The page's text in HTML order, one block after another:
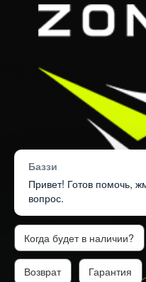
Баззи
Привет! Готов помочь,
вопрос.
Когда будет в наличии?
Возврат Гарантия